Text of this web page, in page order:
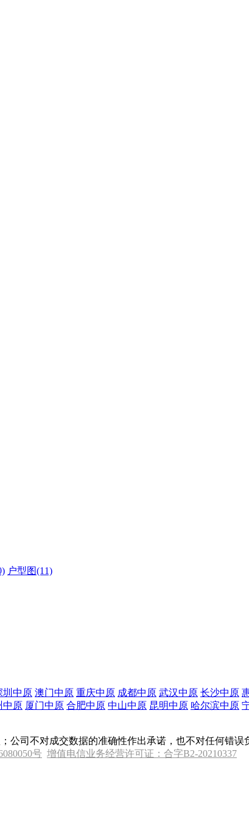
户型图(11)
圳中原 澳门中原 重庆中原 成都中原 武汉中原 长沙中原
中原 厦门中原 合肥中原 中山中原 昆明中原 哈尔滨中原
公司不对成交数据的准确性作出承诺，也不对任何错误
号 增值电信业务经营许可证：合字B2-20210337